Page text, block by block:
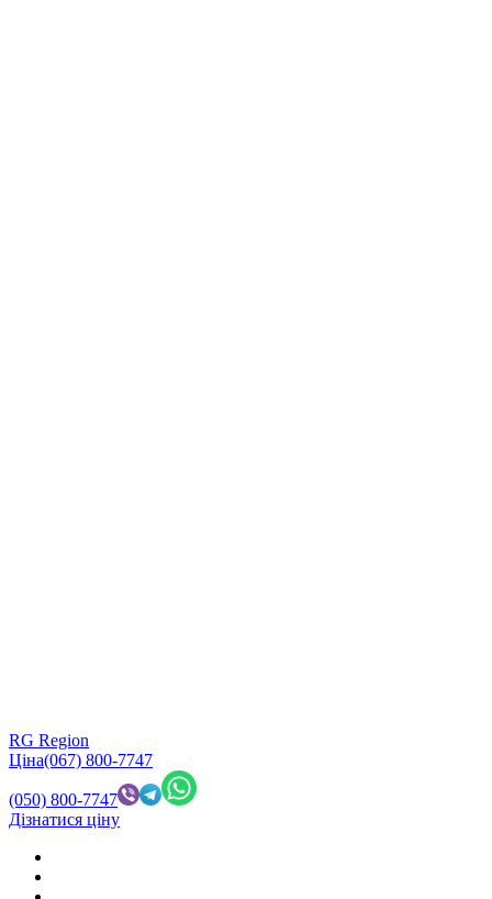
RG Region
Ціна(067) 800-7747
(050) 800-7747
Дізнатися ціну